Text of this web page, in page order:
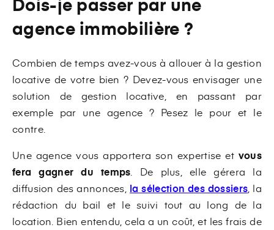
agence immobilière ?
Combien de temps avez-vous à allouer à la gestion
locative de votre bien ? Devez-vous envisager une
solution de gestion locative, en passant par
exemple par une agence ? Pesez le pour et le
contre.
Une agence vous apportera son expertise et vous
fera gagner du temps . De plus, elle gérera la
diffusion des annonces, la sélection des dossiers , la
rédaction du bail et le suivi tout au long de la
location. Bien entendu, cela a un coût, et les frais de